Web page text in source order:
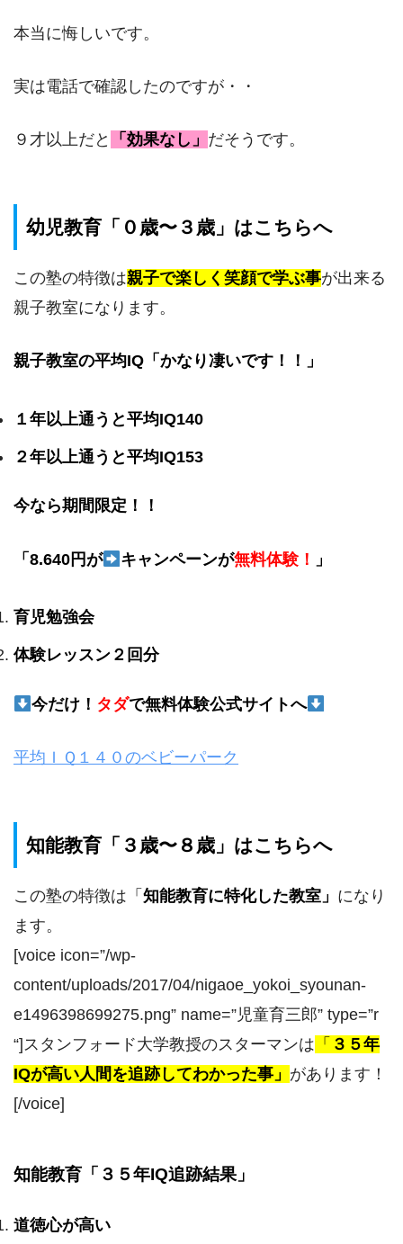
本当に悔しいです。
実は電話で確認したのですが・・
９才以上だと 「効果なし」 だそうです。
幼児教育「０歳〜３歳」はこちらへ
この塾の特徴は親子で楽しく笑顔で学ぶ事が出来る
親子教室になります。
親子教室の平均IQ「かなり凄いです！！」
１年以上通うと平均IQ140
２年以上通うと平均IQ153
今なら期間限定！！
「8.640円が キャンペーンが無料体験！ 」
育児勉強会
体験レッスン２回分
今だけ！ タダで無料体験公式サイトへ
平均ＩＱ１４０のベビーパーク
知能教育「３歳〜８歳」はこちらへ
この塾の特徴は 「 知能教育に特化した教室 」 になり
ます。
[voice icon=”/wp-
content/uploads/2017/04/nigaoe_yokoi_syounan-
e1496398699275.png” name=”児童育三郎” type=”r
“]スタンフォード大学教授のスターマンは 「 ３５年
IQが高い人間を追跡してわかった事」 があります！
[/voice]
知能教育「３５年IQ追跡結果」
道徳心が高い